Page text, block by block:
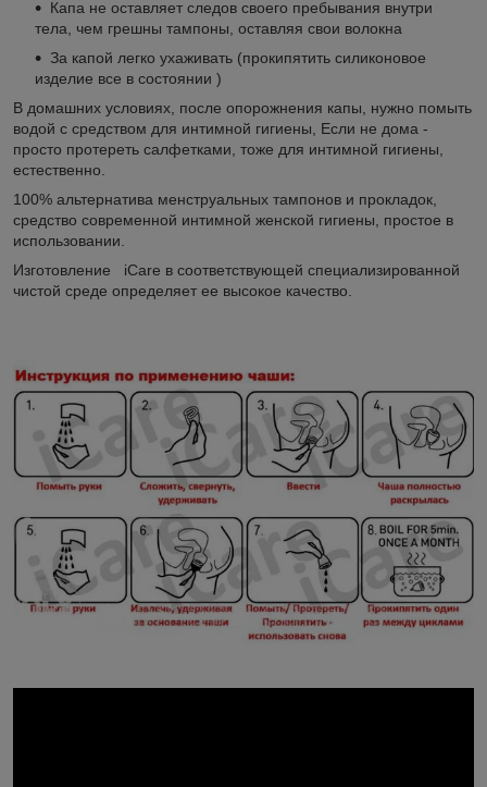
Капа не оставляет следов своего пребывания внутри
тела, чем грешны тампоны, оставляя свои волокна
За капой легко ухаживать (прокипятить силиконовое
изделие все в состоянии )
В домашних условиях, после опорожнения капы, нужно помыть
водой с средством для интимной гигиены, Если не дома -
просто протереть салфетками, тоже для интимной гигиены,
естественно.
100% альтернатива менструальных тампонов и прокладок,
средство современной интимной женской гигиены, простое в
использовании.
Изготовление iCare в соответствующей специализированной
чистой среде определяет ее высокое качество.